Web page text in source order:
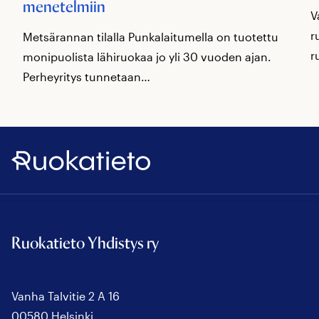
menetelmiin
Metsärannan tilalla Punkalaitumella on tuotettu
monipuolista lähiruokaa jo yli 30 vuoden ajan.
Perheyritys tunnetaan…
Ruokatieto
Ruokatieto Yhdistys ry
Vanha Talvitie 2 A 16
00580 Helsinki